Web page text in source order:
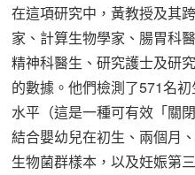
在這項研究中，黃教授及
家、計算生物學家、腸胃科
精神科醫生、研究護士及
的數據。他們檢測了571名
水平（這是一種可有效「關
結合嬰幼兒在初生、兩個月
生物菌群樣本，以及妊娠第